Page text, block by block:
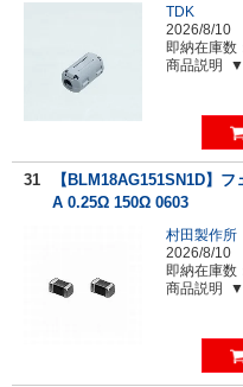
TDK
2026/8/10
即納在庫数
商品説明
31
【BLM18AG151SN1D】
A 0.25Ω 150Ω 0603
村田製作所
2026/8/10
即納在庫数
商品説明